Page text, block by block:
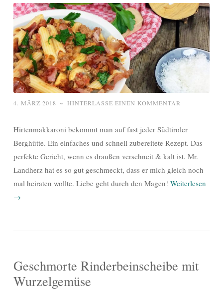
4. MÄRZ 2018 ~ HINTERLASSE EINEN KOMMENTAR
Hirtenmakkaroni bekommt man auf fast jeder Südtiroler
Berghütte. Ein einfaches und schnell zubereitete Rezept. Das
perfekte Gericht, wenn es draußen verschneit & kalt ist. Mr.
Landherz hat es so gut geschmeckt, dass er mich gleich noch
mal heiraten wollte. Liebe geht durch den Magen! Weiterlesen
→
Geschmorte Rinderbeinscheibe mit
Wurzelgemüse